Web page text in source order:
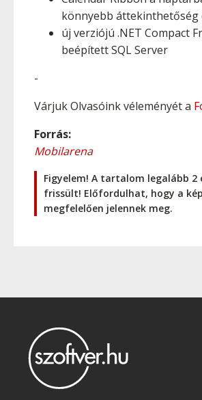
könnyebb áttekinthetőség
új verziójú .NET Compact
beépített SQL Server
-
Várjuk Olvasóink véleményét a
Forrás:
Mobilarena
Figyelem! A tartalom legalább 2
frissült! Előfordulhat, hogy a
megfelelően jelennek meg.